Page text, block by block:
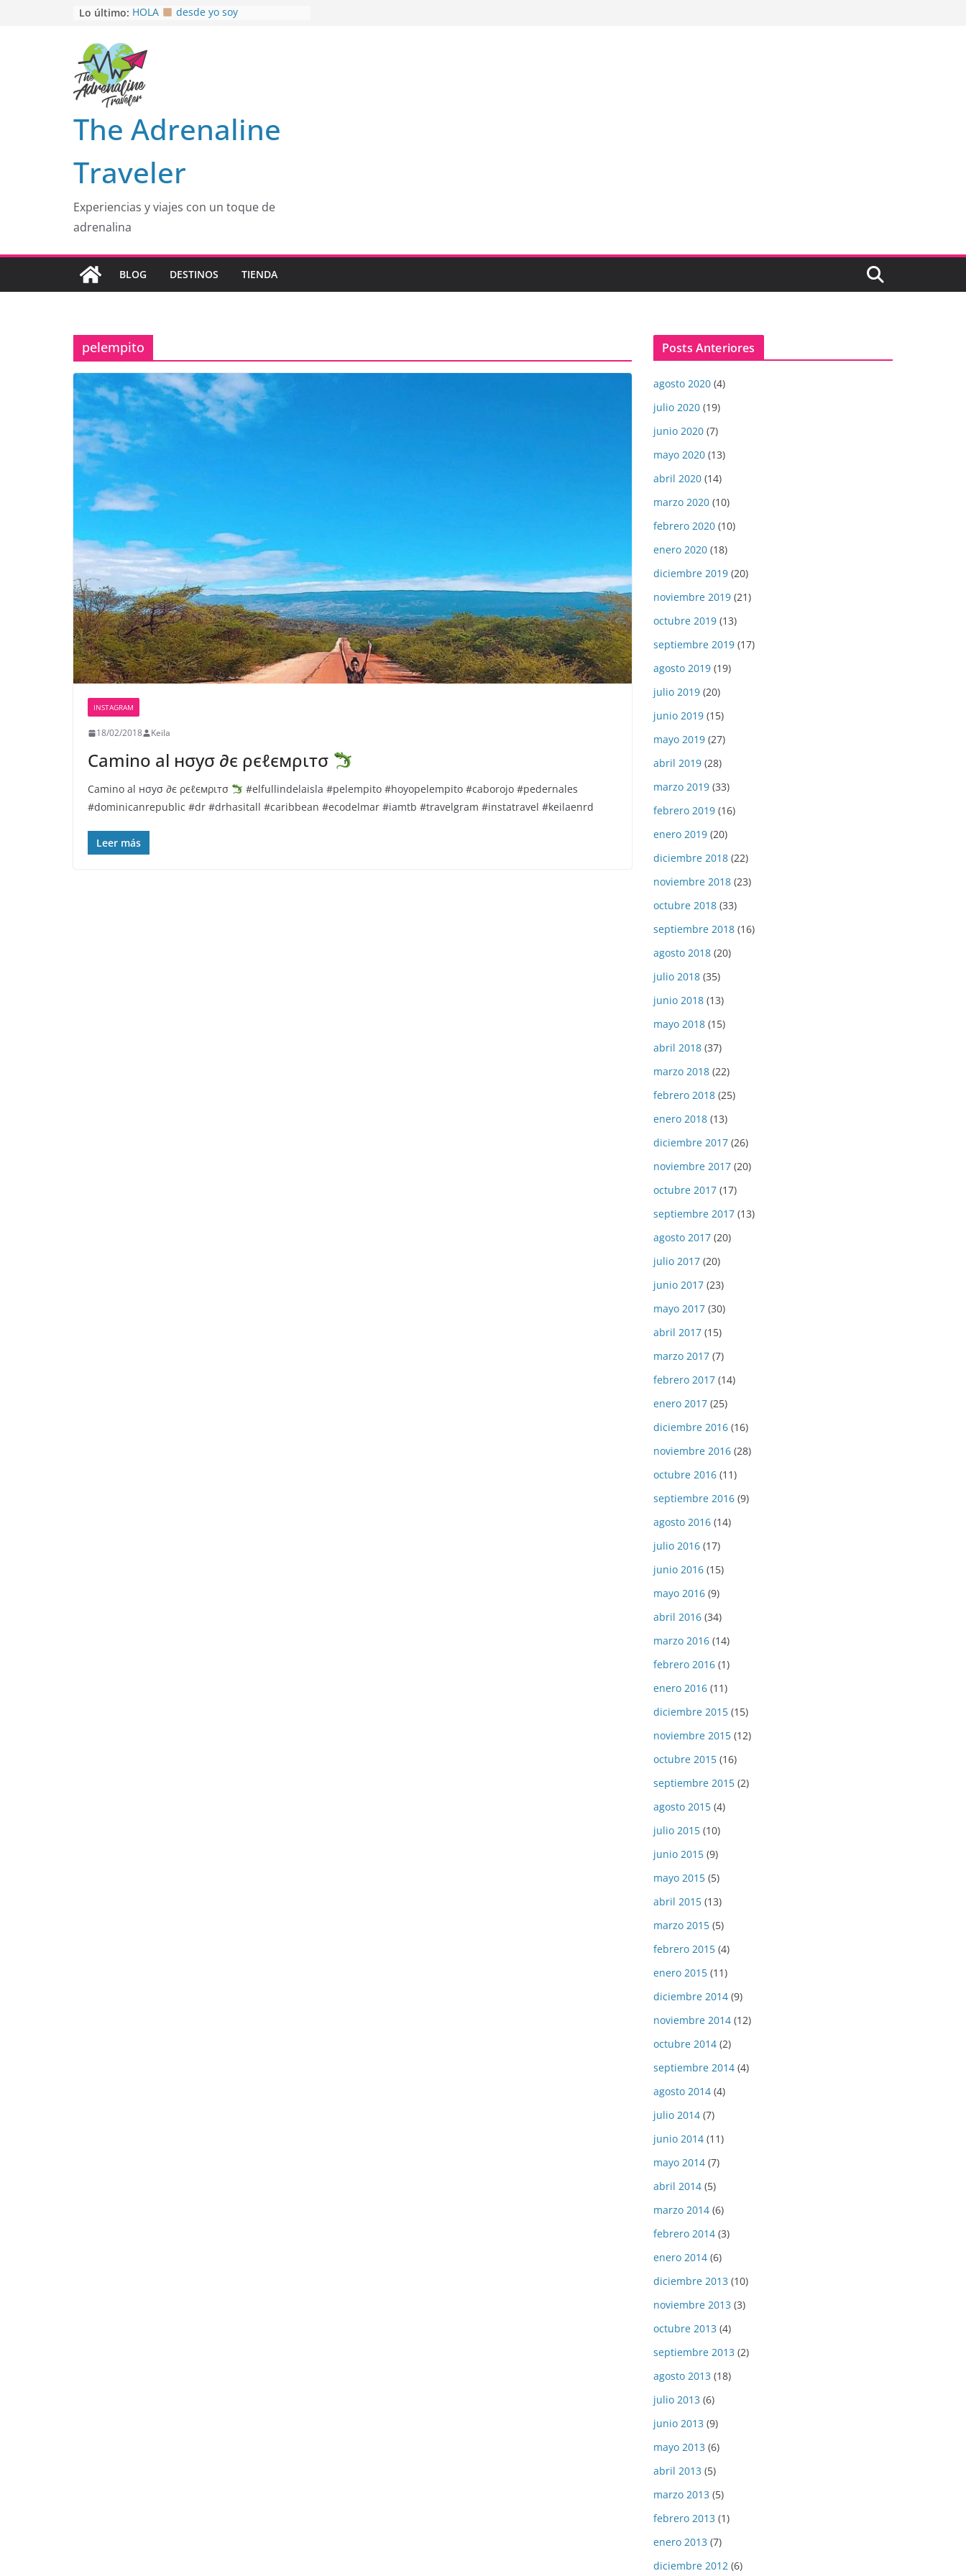
Lo último: HOLA
desde yo soy
EL SENDERO DEL CACAO: Excelente
opción
HOSPEDAJE AL NATURALSHH !!
En
MULITO!
The Adrenaline
Traveler
Experiencias y viajes con un toque de
adrenalina
BLOG DESTINOS TIENDA
pelempito
INSTAGRAM
18/02/2018 Keila
Camino al нσуσ ∂є ρєℓємριтσ
Camino al нσуσ ∂є ρєℓємριтσ
#elfullindelaisla #pelempito #hoyopelempito #caborojo #pedernales
#dominicanrepublic #dr #drhasitall #caribbean #ecodelmar #iamtb #travelgram #instatravel #keilaenrd
Leer más
Posts Anteriores
agosto 2020 (4)
julio 2020 (19)
junio 2020 (7)
mayo 2020 (13)
abril 2020 (14)
marzo 2020 (10)
febrero 2020 (10)
enero 2020 (18)
diciembre 2019 (20)
noviembre 2019 (21)
octubre 2019 (13)
septiembre 2019 (17)
agosto 2019 (19)
julio 2019 (20)
junio 2019 (15)
mayo 2019 (27)
abril 2019 (28)
marzo 2019 (33)
febrero 2019 (16)
enero 2019 (20)
diciembre 2018 (22)
noviembre 2018 (23)
octubre 2018 (33)
septiembre 2018 (16)
agosto 2018 (20)
julio 2018 (35)
junio 2018 (13)
mayo 2018 (15)
abril 2018 (37)
marzo 2018 (22)
febrero 2018 (25)
enero 2018 (13)
diciembre 2017 (26)
noviembre 2017 (20)
octubre 2017 (17)
septiembre 2017 (13)
agosto 2017 (20)
julio 2017 (20)
junio 2017 (23)
mayo 2017 (30)
abril 2017 (15)
marzo 2017 (7)
febrero 2017 (14)
enero 2017 (25)
diciembre 2016 (16)
noviembre 2016 (28)
octubre 2016 (11)
septiembre 2016 (9)
agosto 2016 (14)
julio 2016 (17)
junio 2016 (15)
mayo 2016 (9)
abril 2016 (34)
marzo 2016 (14)
febrero 2016 (1)
enero 2016 (11)
diciembre 2015 (15)
noviembre 2015 (12)
octubre 2015 (16)
septiembre 2015 (2)
agosto 2015 (4)
julio 2015 (10)
junio 2015 (9)
mayo 2015 (5)
abril 2015 (13)
marzo 2015 (5)
febrero 2015 (4)
enero 2015 (11)
diciembre 2014 (9)
noviembre 2014 (12)
octubre 2014 (2)
septiembre 2014 (4)
agosto 2014 (4)
julio 2014 (7)
junio 2014 (11)
mayo 2014 (7)
abril 2014 (5)
marzo 2014 (6)
febrero 2014 (3)
enero 2014 (6)
diciembre 2013 (10)
noviembre 2013 (3)
octubre 2013 (4)
septiembre 2013 (2)
agosto 2013 (18)
julio 2013 (6)
junio 2013 (9)
mayo 2013 (6)
abril 2013 (5)
marzo 2013 (5)
febrero 2013 (1)
enero 2013 (7)
diciembre 2012 (6)